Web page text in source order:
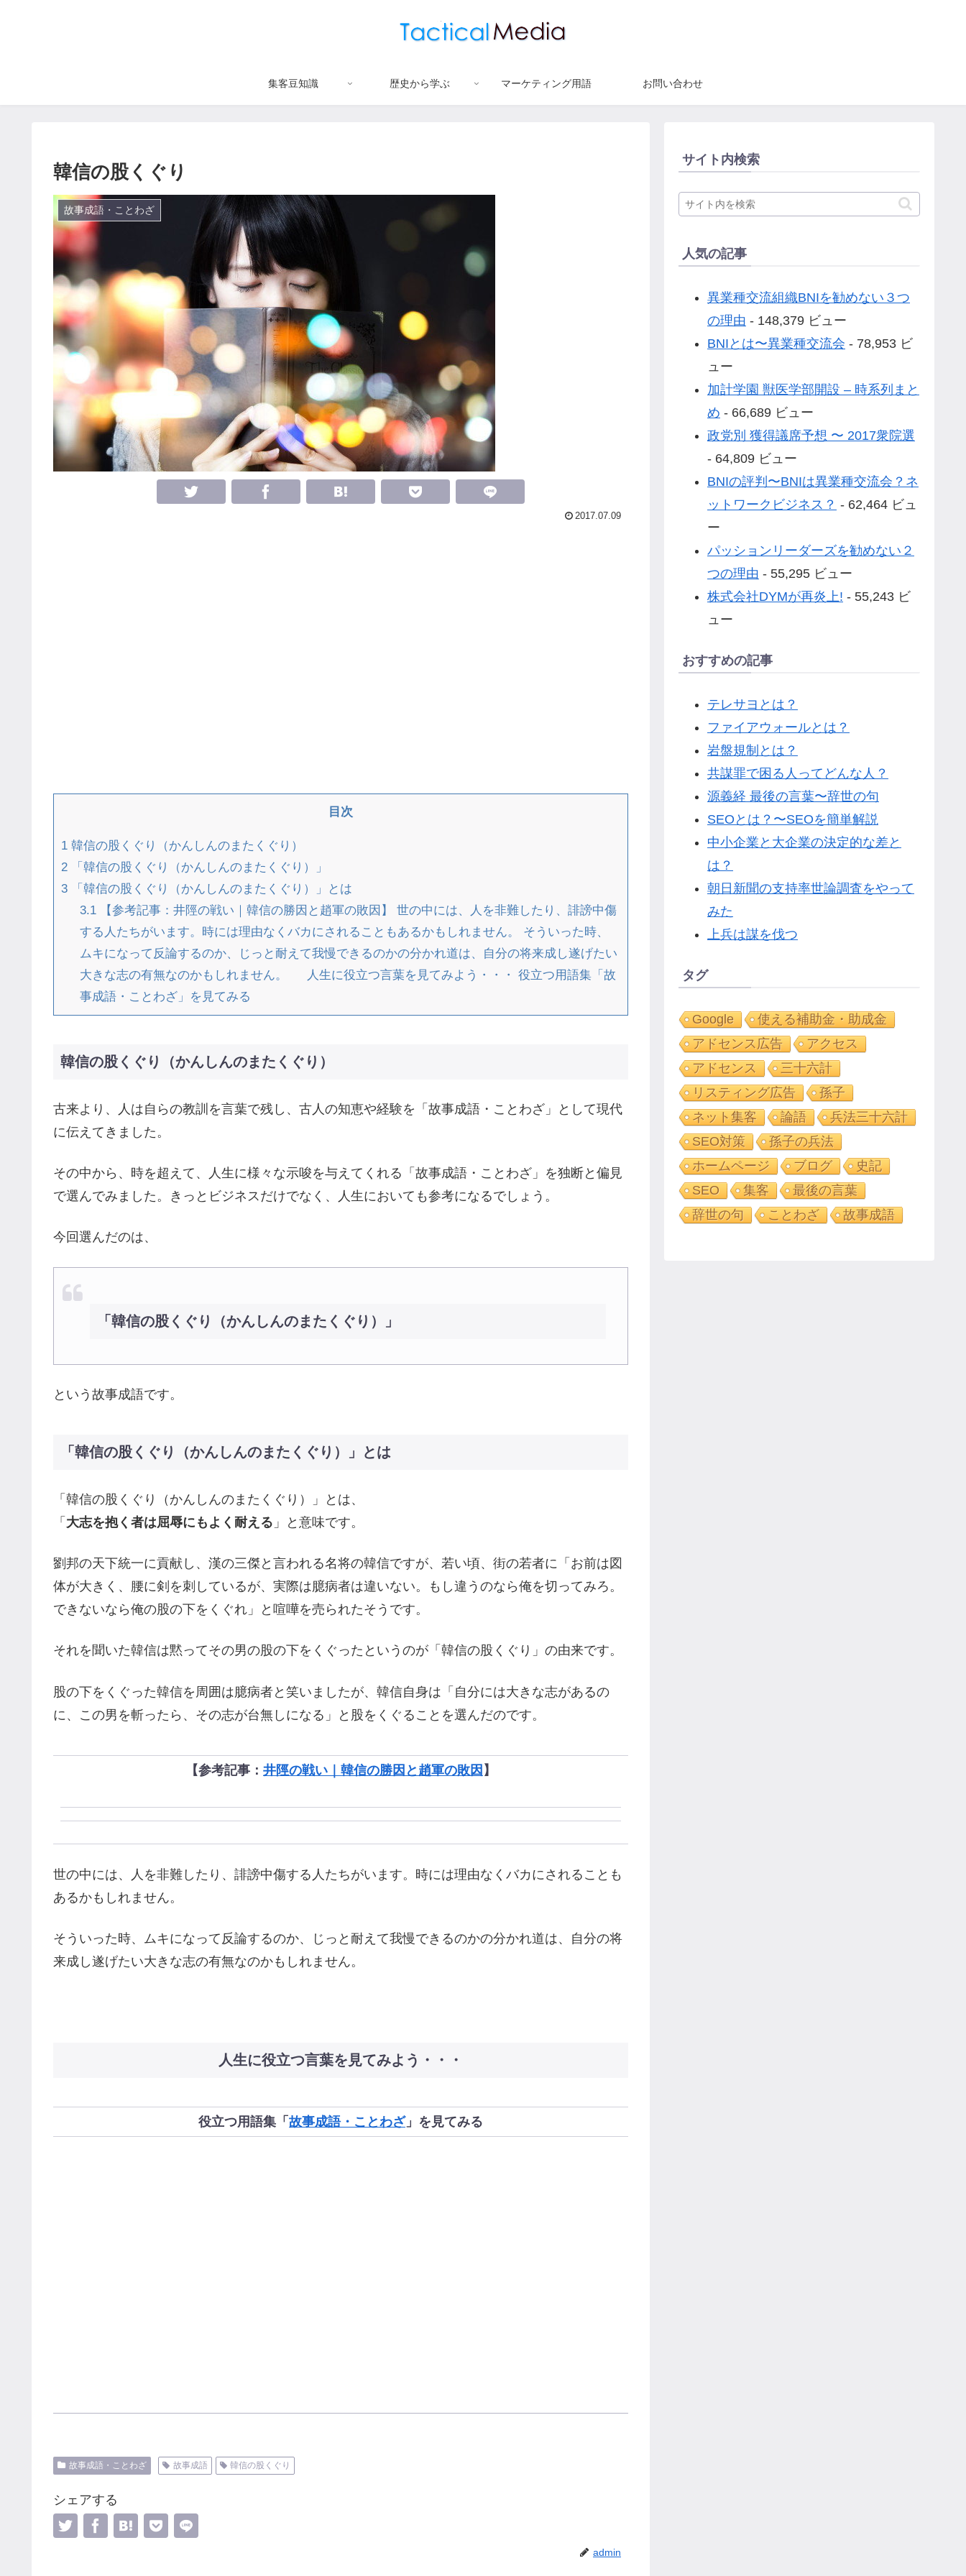
集客豆知識 歴史から学ぶ マーケティング用語 お問い合わせ
韓信の股くぐり
故事成語・ことわざ
2017.07.09
目次
1 韓信の股くぐり（かんしんのまたくぐり）
2 「韓信の股くぐり（かんしんのまたくぐり）」
3 「韓信の股くぐり（かんしんのまたくぐり）」とは
3.1【参考記事：井陘の戦い｜韓信の勝因と趙軍の敗因】 世の中には、人を非難したり、誹謗中傷
する人たちがいます。時には理由なくバカにされることもあるかもしれません。 そういった時、
ムキになって反論するのか、じっと耐えて我慢できるのかの分かれ道は、自分の将来成し遂げたい
大きな志の有無なのかもしれません。 人生に役立つ言葉を見てみよう・・・ 役立つ用語集「故
事成語・ことわざ」を見てみる
韓信の股くぐり（かんしんのまたくぐり）
古来より、人は自らの教訓を言葉で残し、古人の知恵や経験を「故事成語・ことわざ」として現代
に伝えてきました。
その中から、時を超えて、人生に様々な示唆を与えてくれる「故事成語・ことわざ」を独断と偏見
で選んでみました。きっとビジネスだけでなく、人生においても参考になるでしょう。
今回選んだのは、
「韓信の股くぐり（かんしんのまたくぐり）」
という故事成語です。
「韓信の股くぐり（かんしんのまたくぐり）」とは
「韓信の股くぐり（かんしんのまたくぐり）」とは、
「 大志を抱く者は屈辱にもよく耐える 」と意味です。
劉邦の天下統一に貢献し、漢の三傑と言われる名将の韓信ですが、若い頃、街の若者に「お前は図
体が大きく、腰に剣を刺しているが、実際は臆病者は違いない。もし違うのなら俺を切ってみろ。
できないなら俺の股の下をくぐれ」と喧嘩を売られたそうです。
それを聞いた韓信は黙ってその男の股の下をくぐったというのが「韓信の股くぐり」の由来です。
股の下をくぐった韓信を周囲は臆病者と笑いましたが、韓信自身は「自分には大きな志があるの
に、この男を斬ったら、その志が台無しになる」と股をくぐることを選んだのです。
【参考記事： 井陘の戦い｜韓信の勝因と趙軍の敗因 】
世の中には、人を非難したり、誹謗中傷する人たちがいます。時には理由なくバカにされることも
あるかもしれません。
そういった時、ムキになって反論するのか、じっと耐えて我慢できるのかの分かれ道は、自分の将
来成し遂げたい大きな志の有無なのかもしれません。
人生に役立つ言葉を見てみよう・・・
役立つ用語集「 故事成語・ことわざ」を見てみる
故事成語・ことわざ 故事成語 韓信の股くぐり
シェアする
admin
サイト内検索
人気の記事
異業種交流組織BNIを勧めない３つ
の理由 - 148,379 ビュー
BNIとは〜異業種交流会 - 78,953 ビ
ュー
加計学園 獣医学部開設 – 時系列まと
め - 66,689 ビュー
政党別 獲得議席予想 〜 2017衆院選
- 64,809 ビュー
BNIの評判〜BNIは異業種交流会？ネ
ットワークビジネス？ - 62,464 ビュ
ー
パッションリーダーズを勧めない２
つの理由 - 55,295 ビュー
株式会社DYMが再炎上! - 55,243 ビ
ュー
おすすめの記事
テレサヨとは？
ファイアウォールとは？
岩盤規制とは？
共謀罪で困る人ってどんな人？
源義経 最後の言葉〜辞世の句
SEOとは？〜SEOを簡単解説
中小企業と大企業の決定的な差と
は？
朝日新聞の支持率世論調査をやって
みた
上兵は謀を伐つ
タグ
Google
使える補助金・助成金
アドセンス広告
アクセス
アドセンス
三十六計
リスティング広告
孫子
ネット集客
論語
兵法三十六計
SEO対策
孫子の兵法
ホームページ
ブログ
史記
SEO
集客
最後の言葉
辞世の句
ことわざ 故事成語